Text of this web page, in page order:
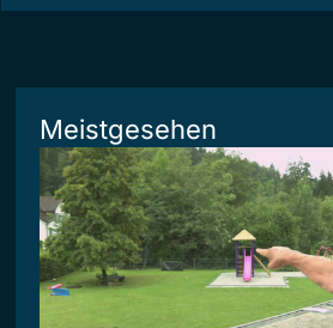
Meistgesehen